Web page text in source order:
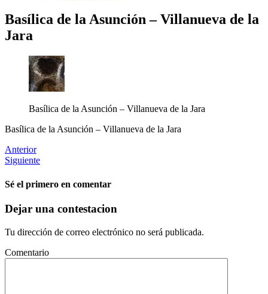
Basílica de la Asunción – Villanueva de la
Jara
Basílica de la Asunción – Villanueva de la Jara
Basílica de la Asunción – Villanueva de la Jara
Anterior
Siguiente
Sé el primero en comentar
Dejar una contestacion
Tu dirección de correo electrónico no será publicada.
Comentario